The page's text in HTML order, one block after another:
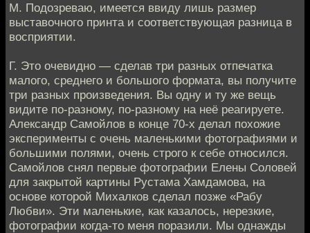
М. Подозреваю, имеется ввиду лишь размер
выставочного принта и соответствующая разница в
восприятии.
Г. Это очевидно — сделав три разных отпечатка
малого, среднего и большого формата, вы получите
три разных произведения. Вы одну и ту же вещь
видите по-разному, по-разному на неё реагируете.
Александр Самойлов в конце 70-х делал похожие
эксперименты с очень маленькими фотографиями и
большими полями, очень строго к себе относился.
Самойлов снял первые фотографии Елены Соловей
для закрытой картины Рустама Хамдамова, на
основе которой Михалков сделал позже «Рабу
Любви». Эти маленькие, как казалось, нерезкие,
фотографии когда-то меня поразили. Мы однажды